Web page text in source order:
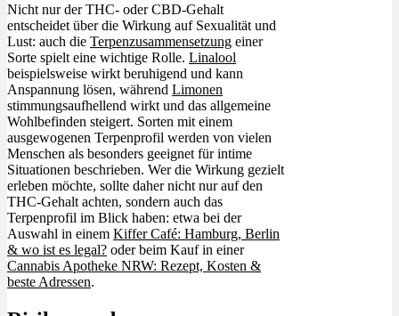
Nicht nur der THC- oder CBD-Gehalt
entscheidet über die Wirkung auf Sexualität und
Lust: auch die Terpenzusammensetzung einer
Sorte spielt eine wichtige Rolle. Linalool
beispielsweise wirkt beruhigend und kann
Anspannung lösen, während Limonen
stimmungsaufhellend wirkt und das allgemeine
Wohlbefinden steigert. Sorten mit einem
ausgewogenen Terpenprofil werden von vielen
Menschen als besonders geeignet für intime
Situationen beschrieben. Wer die Wirkung gezielt
erleben möchte, sollte daher nicht nur auf den
THC-Gehalt achten, sondern auch das
Terpenprofil im Blick haben: etwa bei der
Auswahl in einem Kiffer Café: Hamburg, Berlin
& wo ist es legal? oder beim Kauf in einer
Cannabis Apotheke NRW: Rezept, Kosten &
beste Adressen.